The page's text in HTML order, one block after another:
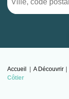
Accueil A Découvrir
Côtier